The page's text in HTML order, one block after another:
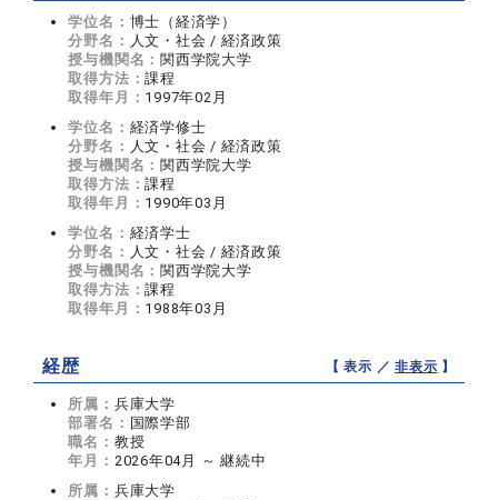
学位名： 博士（経済学）
分野名： 人文・社会 / 経済政策
授与機関名： 関西学院大学
取得方法：課程
取得年月： 1997年02月
学位名： 経済学修士
分野名： 人文・社会 / 経済政策
授与機関名： 関西学院大学
取得方法：課程
取得年月： 1990年03月
学位名： 経済学士
分野名： 人文・社会 / 経済政策
授与機関名： 関西学院大学
取得方法：課程
取得年月： 1988年03月
経歴 【 表示 ／非表示 】
所属： 兵庫大学
部署名： 国際学部
職名： 教授
年月： 2026年04月 ～ 継続中
所属： 兵庫大学